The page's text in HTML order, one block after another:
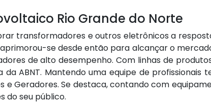
Rio Grande do Norte
transformadores e outros eletrônicos a
se desde então para alcançar o
de alto desempenho. Com linhas de
ABNT. Mantendo uma equipe de profissionais
Geradores. Se destaca, contando com
do seu público.